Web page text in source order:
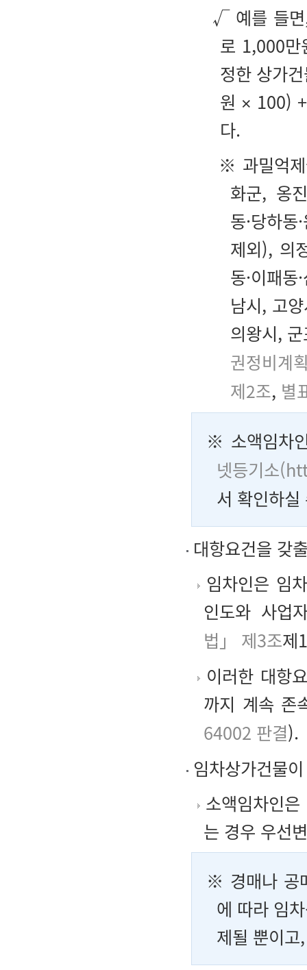
√ 예를 들면
로 1,000만
정한 상가
원 × 100)
다.
※ 과밀억제
화군, 옹
동·당하
제외), 의
동·이패
남시, 고
의왕시,
권정비계
제2조, 별
※ 소액임차
넷등기소
서 확인하
대항요건을 갖
임차인은 임
인도와 사업
법」 제3조제
이러한 대항
까지 계속 존
64002 판결).
임차상가건물
소액임차인
는 경우 우선
※ 경매나 공
에 따라 임
제될 뿐이